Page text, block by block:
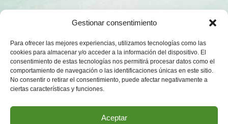
Gestionar consentimiento
Para ofrecer las mejores experiencias, utilizamos tecnologías como las
cookies para almacenar y/o acceder a la información del dispositivo. El
consentimiento de estas tecnologías nos permitirá procesar datos como el
comportamiento de navegación o las identificaciones únicas en este sitio.
No consentir o retirar el consentimiento, puede afectar negativamente a
ciertas características y funciones.
Aceptar